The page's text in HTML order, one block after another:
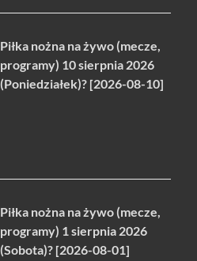
Piłka nożna na żywo (mecze,
programy) 10 sierpnia 2026
(Poniedziałek)? [2026-08-10]
Piłka nożna na żywo (mecze,
programy) 1 sierpnia 2026
(Sobota)? [2026-08-01]